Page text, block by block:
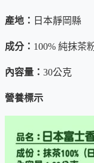
產地： 日本靜岡縣
成分： 100% 純抹茶
內容量： 30公克
營養標示